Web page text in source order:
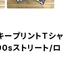
プリントTシャ
ストリート/ロ